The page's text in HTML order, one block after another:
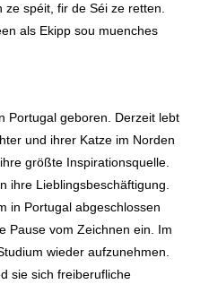
spéit, fir de Séi ze retten.
als Ekipp sou muenches
Portugal geboren. Derzeit lebt
und ihrer Katze im Norden
größte Inspirationsquelle.
ihre Lieblingsbeschäftigung.
in Portugal abgeschlossen
Pause vom Zeichnen ein. Im
wieder aufzunehmen.
sie sich freiberufliche